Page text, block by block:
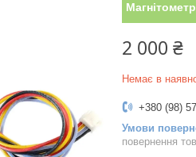
2 000 ₴
Немає в
+380 (98)
повернення